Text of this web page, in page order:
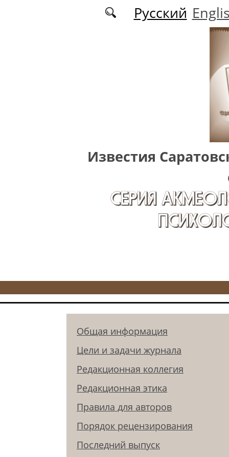
Перейти к основному содержаниюРусский
Известия
СЕРИЯ
Общая информация
Цели и задачи журнала
Редакционная коллегия
Редакционная этика
Правила для авторов
Порядок рецензирования
Последний выпуск